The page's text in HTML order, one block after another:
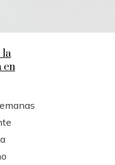
la
en